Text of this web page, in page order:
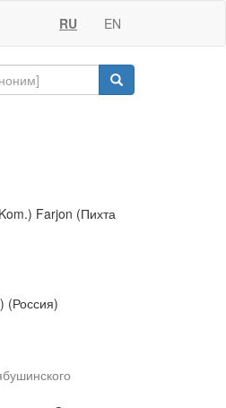
RU EN
Farjon (Пихта
(Россия)